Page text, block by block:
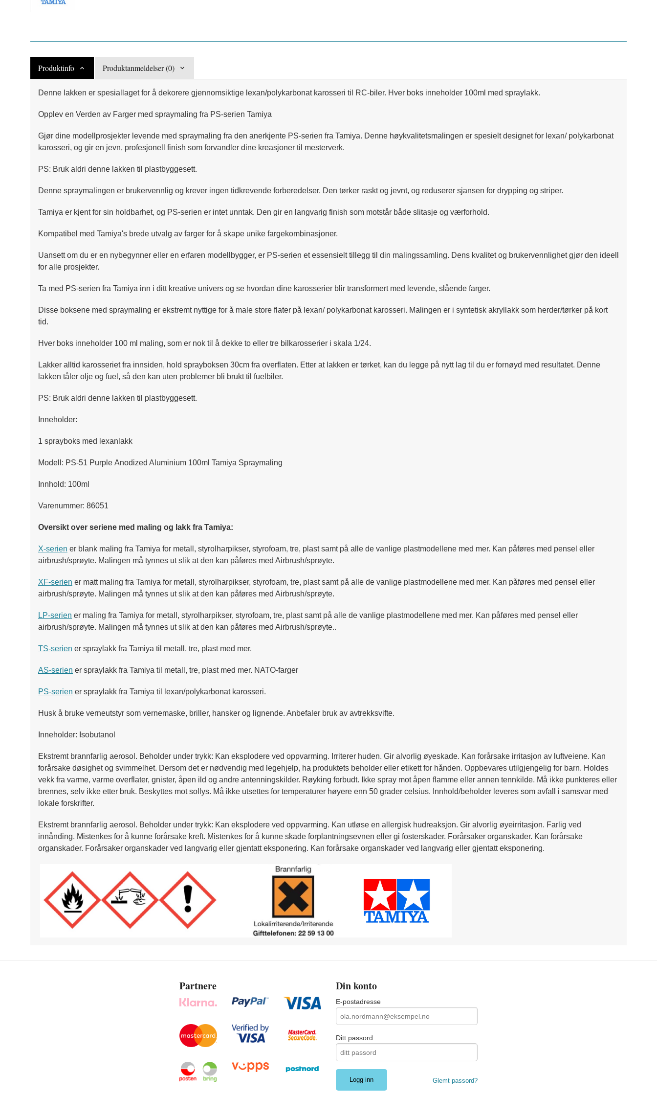
Produktinfo Produktanmeldelser (0)
Denne lakken er spesiallaget for å dekorere gjennomsiktige lexan/polykarbonat karosseri til RC-biler. Hver boks inneholder 100ml med spraylakk.
Opplev en Verden av Farger med spraymaling fra PS-serien Tamiya
Gjør dine modellprosjekter levende med spraymaling fra den anerkjente PS-serien fra Tamiya. Denne høykvalitetsmalingen er spesielt designet for lexan/ polykarbonat
karosseri, og gir en jevn, profesjonell finish som forvandler dine kreasjoner til mesterverk.
PS: Bruk aldri denne lakken til plastbyggesett.
Denne spraymalingen er brukervennlig og krever ingen tidkrevende forberedelser. Den tørker raskt og jevnt, og reduserer sjansen for drypping og striper.
Tamiya er kjent for sin holdbarhet, og PS-serien er intet unntak. Den gir en langvarig finish som motstår både slitasje og værforhold.
Kompatibel med Tamiya's brede utvalg av farger for å skape unike fargekombinasjoner.
Uansett om du er en nybegynner eller en erfaren modellbygger, er PS-serien et essensielt tillegg til din malingssamling. Dens kvalitet og brukervennlighet gjør den ideell
for alle prosjekter.
Ta med PS-serien fra Tamiya inn i ditt kreative univers og se hvordan dine karosserier blir transformert med levende, slående farger.
Disse boksene med spraymaling er ekstremt nyttige for å male store flater på lexan/ polykarbonat karosseri. Malingen er i syntetisk akryllakk som herder/tørker på kort
tid.
Hver boks inneholder 100 ml maling, som er nok til å dekke to eller tre bilkarosserier i skala 1/24.
Lakker alltid karosseriet fra innsiden, hold sprayboksen 30cm fra overflaten. Etter at lakken er tørket, kan du legge på nytt lag til du er fornøyd med resultatet. Denne
lakken tåler olje og fuel, så den kan uten problemer bli brukt til fuelbiler.
PS: Bruk aldri denne lakken til plastbyggesett.
Inneholder:
1 sprayboks med lexanlakk
Modell: PS-51 Purple Anodized Aluminium 100ml Tamiya Spraymaling
Innhold: 100ml
Varenummer: 86051
Oversikt over seriene med maling og lakk fra Tamiya:
X-serien er blank maling fra Tamiya for metall, styrolharpikser, styrofoam, tre, plast samt på alle de vanlige plastmodellene med mer. Kan påføres med pensel eller
airbrush/sprøyte. Malingen må tynnes ut slik at den kan påføres med Airbrush/sprøyte.
XF-serien er matt maling fra Tamiya for metall, styrolharpikser, styrofoam, tre, plast samt på alle de vanlige plastmodellene med mer. Kan påføres med pensel eller
airbrush/sprøyte. Malingen må tynnes ut slik at den kan påføres med Airbrush/sprøyte.
LP-serien er maling fra Tamiya for metall, styrolharpikser, styrofoam, tre, plast samt på alle de vanlige plastmodellene med mer. Kan påføres med pensel eller
airbrush/sprøyte. Malingen må tynnes ut slik at den kan påføres med Airbrush/sprøyte..
TS-serien er spraylakk fra Tamiya til metall, tre, plast med mer.
AS-serien er spraylakk fra Tamiya til metall, tre, plast med mer. NATO-farger
PS-serien er spraylakk fra Tamiya til lexan/polykarbonat karosseri.
Husk å bruke verneutstyr som vernemaske, briller, hansker og lignende. Anbefaler bruk av avtrekksvifte.
Inneholder: Isobutanol
Ekstremt brannfarlig aerosol. Beholder under trykk: Kan eksplodere ved oppvarming. Irriterer huden. Gir alvorlig øyeskade. Kan forårsake irritasjon av luftveiene. Kan
forårsake døsighet og svimmelhet. Dersom det er nødvendig med legehjelp, ha produktets beholder eller etikett for hånden. Oppbevares utilgjengelig for barn. Holdes
vekk fra varme, varme overflater, gnister, åpen ild og andre antenningskilder. Røyking forbudt. Ikke spray mot åpen flamme eller annen tennkilde. Må ikke punkteres eller
brennes, selv ikke etter bruk. Beskyttes mot sollys. Må ikke utsettes for temperaturer høyere enn 50 grader celsius. Innhold/beholder leveres som avfall i samsvar med
lokale forskrifter.
Ekstremt brannfarlig aerosol. Beholder under trykk: Kan eksplodere ved oppvarming. Kan utløse en allergisk hudreaksjon. Gir alvorlig øyeirritasjon. Farlig ved
innånding. Mistenkes for å kunne forårsake kreft. Mistenkes for å kunne skade forplantningsevnen eller gi fosterskader. Forårsaker organskader. Kan forårsake
organskader. Forårsaker organskader ved langvarig eller gjentatt eksponering. Kan forårsake organskader ved langvarig eller gjentatt eksponering.
Partnere Din konto
E-postadresse
Ditt passord
Glemt passord?